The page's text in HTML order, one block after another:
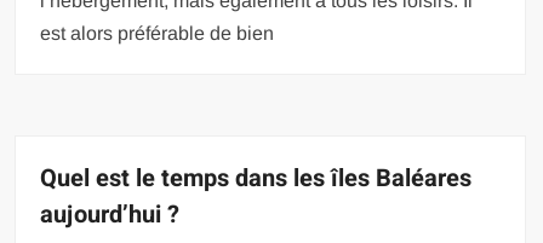
est alors préférable de bien
Quel est le temps dans les îles Baléares
aujourd’hui ?